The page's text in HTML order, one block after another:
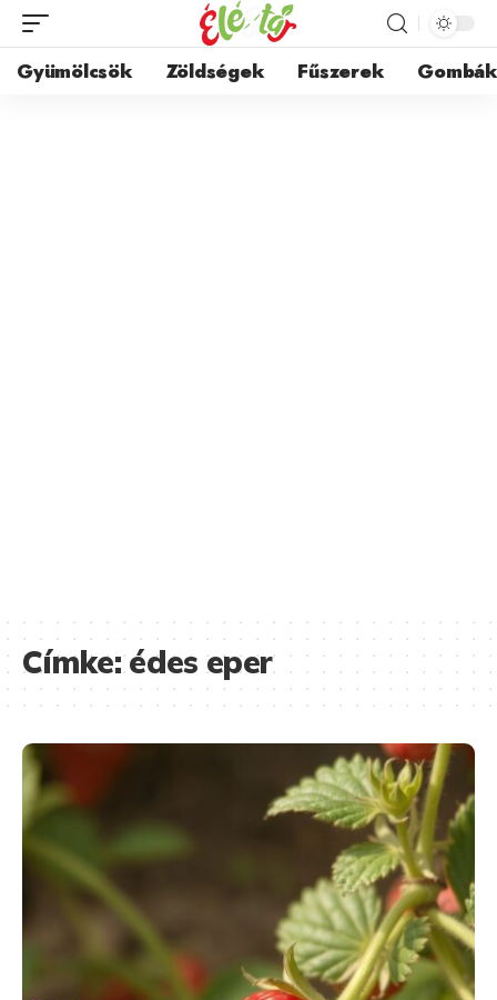
Gyümölcsök Zöldségek Fűszerek Gombák
Címke:édes eper